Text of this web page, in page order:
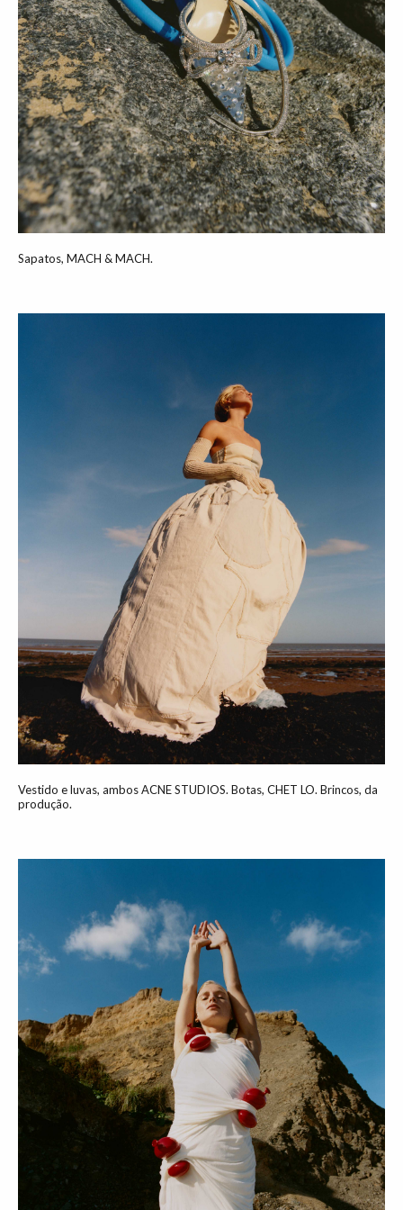
Sapatos, MACH & MACH.
Vestido e luvas, ambos ACNE STUDIOS. Botas, CHET LO. Brincos, da
produção.